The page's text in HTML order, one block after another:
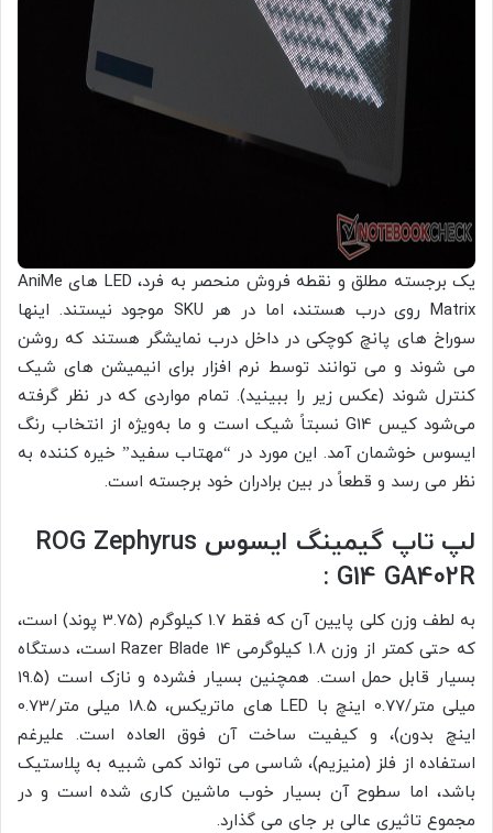
یک برجسته مطلق و نقطه فروش منحصر به فرد، LED های AniMe
Matrix روی درب هستند، اما در هر SKU موجود نیستند. اینها
سوراخ های پانچ کوچکی در داخل درب نمایشگر هستند که روشن
می شوند و می توانند توسط نرم افزار برای انیمیشن های شیک
کنترل شوند (عکس زیر را ببینید). تمام مواردی که در نظر گرفته
می‌شود کیس G14 نسبتاً شیک است و ما به‌ویژه از انتخاب رنگ
ایسوس خوشمان آمد. این مورد در “مهتاب سفید” خیره کننده به
نظر می رسد و قطعاً در بین برادران خود برجسته است.
لپ تاپ گیمینگ ایسوس ROG Zephyrus
G14 GA402R :
به لطف وزن کلی پایین آن که فقط 1.7 کیلوگرم (3.75 پوند) است،
که حتی کمتر از وزن 1.8 کیلوگرمی Razer Blade 14 است، دستگاه
بسیار قابل حمل است. همچنین بسیار فشرده و نازک است (19.5
میلی متر/0.77 اینچ با LED های ماتریکس، 18.5 میلی متر/0.73
اینچ بدون)، و کیفیت ساخت آن فوق العاده است. علیرغم
استفاده از فلز (منیزیم)، شاسی می تواند کمی شبیه به پلاستیک
باشد، اما سطوح آن بسیار خوب ماشین کاری شده است و در
مجموع تاثیری عالی بر جای می گذارد.